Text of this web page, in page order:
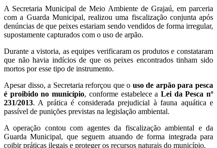
A Secretaria Municipal de Meio Ambiente de Grajaú, em parceria
com a Guarda Municipal, realizou uma fiscalização conjunta após
denúncias de que peixes estariam sendo vendidos de forma irregular,
supostamente capturados com o uso de arpão.
Durante a vistoria, as equipes verificaram os produtos e constataram
que não havia indícios de que os peixes encontrados tinham sido
mortos por esse tipo de instrumento.
Apesar disso, a Secretaria reforçou que o uso de arpão para pesca
é proibido no município, conforme estabelece a Lei da Pesca nº
231/2013. A prática é considerada prejudicial à fauna aquática e
passível de punições previstas na legislação ambiental.
A operação contou com agentes da fiscalização ambiental e da
Guarda Municipal, que seguem atuando de forma integrada para
coibir práticas ilegais e proteger os recursos naturais do município.